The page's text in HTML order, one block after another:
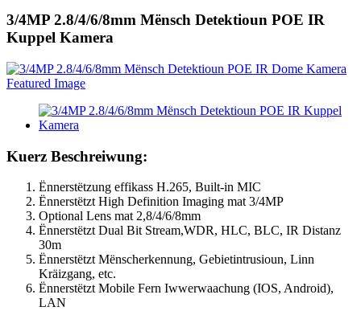
3/4MP 2.8/4/6/8mm Mënsch Detektioun POE IR
Kuppel Kamera
Kuerz Beschreiwung:
Ënnerstëtzung effikass H.265, Built-in MIC
Ënnerstëtzt High Definition Imaging mat 3/4MP
Optional Lens mat 2,8/4/6/8mm
Ënnerstëtzt Dual Bit Stream,WDR, HLC, BLC, IR Distanz
30m
Ënnerstëtzt Mënscherkennung, Gebietintrusioun, Linn
Kräizgang, etc.
Ënnerstëtzt Mobile Fern Iwwerwaachung (IOS, Android),
LAN